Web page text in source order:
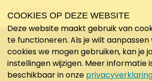
COOKIES OP DEZE WEBSITE
Deze website maakt gebruik van
te functioneren. Als je wilt aanpassen
cookies we mogen gebruiken, kan je
instellingen wijzigen. Meer informatie
beschikbaar in onze